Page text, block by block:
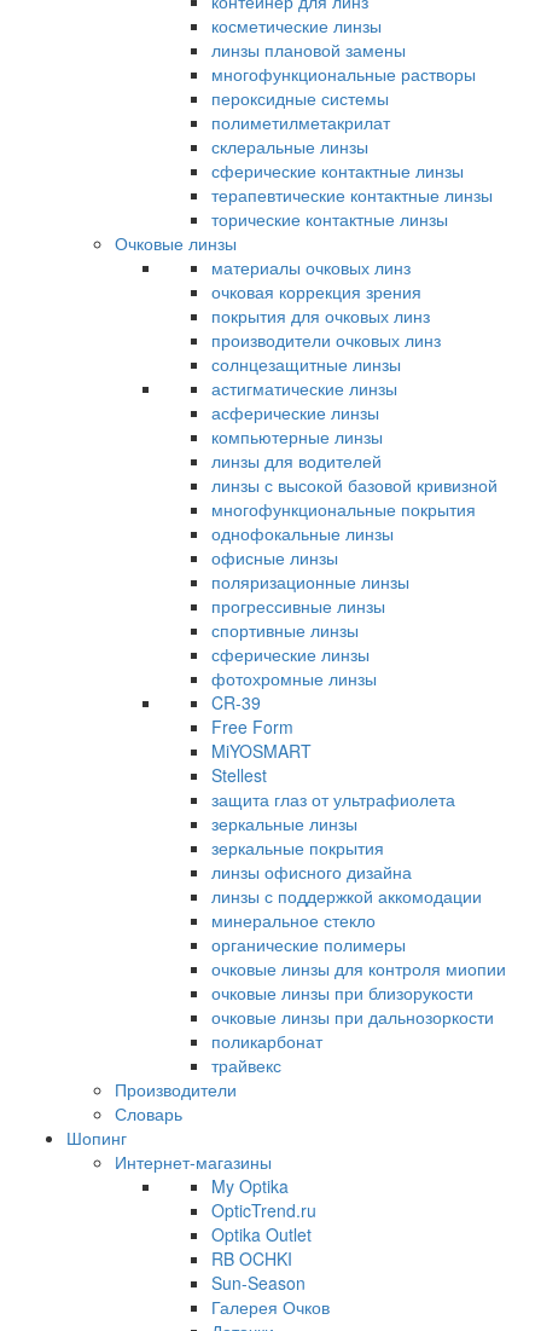
косметические линзы
линзы плановой замены
многофункциональные растворы
пероксидные системы
полиметилметакрилат
склеральные линзы
сферические контактные линзы
терапевтические контактные линзы
торические контактные линзы
Очковые линзы
материалы очковых линз
очковая коррекция зрения
покрытия для очковых линз
производители очковых линз
солнцезащитные линзы
астигматические линзы
асферические линзы
компьютерные линзы
линзы для водителей
линзы с высокой базовой кривизной
многофункциональные покрытия
однофокальные линзы
офисные линзы
поляризационные линзы
прогрессивные линзы
спортивные линзы
сферические линзы
фотохромные линзы
CR-39
Free Form
MiYOSMART
Stellest
защита глаз от ультрафиолета
зеркальные линзы
зеркальные покрытия
линзы офисного дизайна
линзы с поддержкой аккомодации
минеральное стекло
органические полимеры
очковые линзы для контроля миопии
очковые линзы при близорукости
очковые линзы при дальнозоркости
поликарбонат
трайвекс
Производители
Словарь
Шопинг
Интернет-магазины
My Optika
OpticTrend.ru
Optika Outlet
RB OCHKI
Sun-Season
Галерея Очков